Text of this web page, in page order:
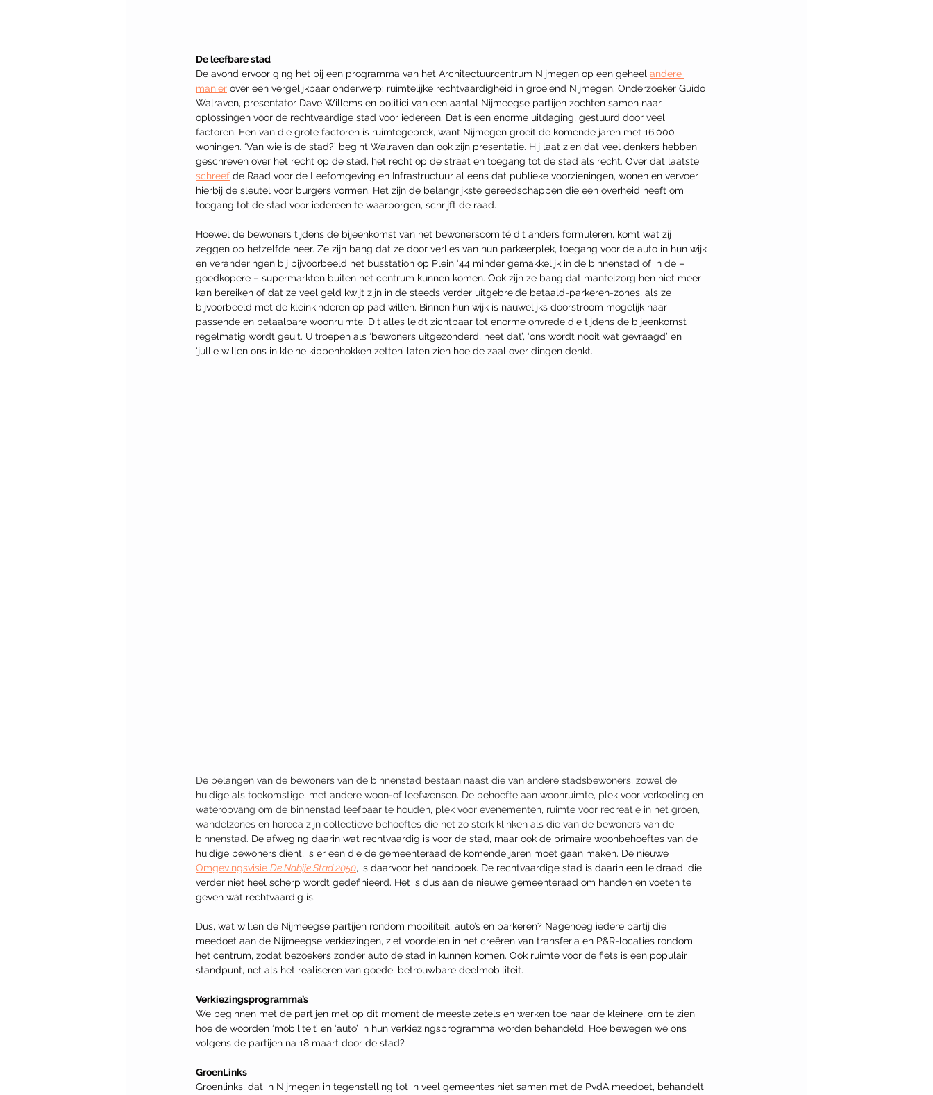
De leefbare stad
De avond ervoor ging het bij een programma van het Architectuurcentrum Nijmegen op een geheel andere
manier over een vergelijkbaar onderwerp: ruimtelijke rechtvaardigheid in groeiend Nijmegen. Onderzoeker Guido
Walraven, presentator Dave Willems en politici van een aantal Nijmeegse partijen zochten samen naar
oplossingen voor de rechtvaardige stad voor iedereen. Dat is een enorme uitdaging, gestuurd door veel
factoren. Een van die grote factoren is ruimtegebrek, want Nijmegen groeit de komende jaren met 16.000
woningen. ‘Van wie is de stad?’ begint Walraven dan ook zijn presentatie. Hij laat zien dat veel denkers hebben
geschreven over het recht op de stad, het recht op de straat en toegang tot de stad als recht. Over dat laatste
schreef de Raad voor de Leefomgeving en Infrastructuur al eens dat publieke voorzieningen, wonen en vervoer
hierbij de sleutel voor burgers vormen. Het zijn de belangrijkste gereedschappen die een overheid heeft om
toegang tot de stad voor iedereen te waarborgen, schrijft de raad.
Hoewel de bewoners tijdens de bijeenkomst van het bewonerscomité dit anders formuleren, komt wat zij
zeggen op hetzelfde neer. Ze zijn bang dat ze door verlies van hun parkeerplek, toegang voor de auto in hun wijk
en veranderingen bij bijvoorbeeld het busstation op Plein ‘44 minder gemakkelijk in de binnenstad of in de –
goedkopere – supermarkten buiten het centrum kunnen komen. Ook zijn ze bang dat mantelzorg hen niet meer
kan bereiken of dat ze veel geld kwijt zijn in de steeds verder uitgebreide betaald-parkeren-zones, als ze
bijvoorbeeld met de kleinkinderen op pad willen. Binnen hun wijk is nauwelijks doorstroom mogelijk naar
passende en betaalbare woonruimte. Dit alles leidt zichtbaar tot enorme onvrede die tijdens de bijeenkomst
regelmatig wordt geuit. Uitroepen als ‘bewoners uitgezonderd, heet dat’, ‘ons wordt nooit wat gevraagd’ en
‘jullie willen ons in kleine kippenhokken zetten’ laten zien hoe de zaal over dingen denkt.
De belangen van de bewoners van de binnenstad bestaan naast die van andere stadsbewoners, zowel de
huidige als toekomstige, met andere woon-of leefwensen. De behoefte aan woonruimte, plek voor verkoeling en
wateropvang om de binnenstad leefbaar te houden, plek voor evenementen, ruimte voor recreatie in het groen,
wandelzones en horeca zijn collectieve behoeftes die net zo sterk klinken als die van de bewoners van de
binnenstad. De afweging daarin wat rechtvaardig is voor de stad, maar ook de primaire woonbehoeftes van de
huidige bewoners dient, is er een die de gemeenteraad de komende jaren moet gaan maken. De nieuwe
Omgevingsvisie De Nabije Stad 2050, is daarvoor het handboek. De rechtvaardige stad is daarin een leidraad, die
verder niet heel scherp wordt gedefinieerd. Het is dus aan de nieuwe gemeenteraad om handen en voeten te
geven wát rechtvaardig is.
Dus, wat willen de Nijmeegse partijen rondom mobiliteit, auto’s en parkeren? Nagenoeg iedere partij die
meedoet aan de Nijmeegse verkiezingen, ziet voordelen in het creëren van transferia en P&R-locaties rondom
het centrum, zodat bezoekers zonder auto de stad in kunnen komen. Ook ruimte voor de fiets is een populair
standpunt, net als het realiseren van goede, betrouwbare deelmobiliteit.
Verkiezingsprogramma’s
We beginnen met de partijen met op dit moment de meeste zetels en werken toe naar de kleinere, om te zien
hoe de woorden ‘mobiliteit’ en ‘auto’ in hun verkiezingsprogramma worden behandeld. Hoe bewegen we ons
volgens de partijen na 18 maart door de stad?
GroenLinks
Groenlinks, dat in Nijmegen in tegenstelling tot in veel gemeentes niet samen met de PvdA meedoet, behandelt